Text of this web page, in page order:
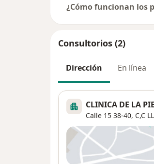
¿Cómo funcionan los
Consultorios (2)
Dirección En línea
CLINICA DE LA
Calle 15 38-40, C,C